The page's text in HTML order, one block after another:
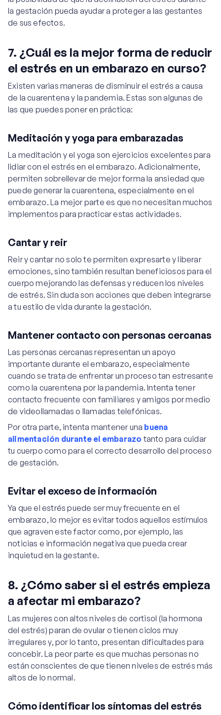
la gestación pueda ayudar a proteger a las gestantes
de sus efectos.
7. ¿Cuál es la mejor forma de reducir
el estrés en un embarazo en curso?
Existen varias maneras de disminuir el estrés a causa
de la cuarentena y la pandemia. Estas son algunas de
las que puedes poner en práctica:
Meditación y yoga para embarazadas
La meditación y el yoga son ejercicios excelentes para
lidiar con el estrés en el embarazo. Adicionalmente,
permiten sobrellevar de mejor forma la ansiedad que
puede generar la cuarentena, especialmente en el
embarazo. La mejor parte es que no necesitan muchos
implementos para practicar estas actividades.
Cantar y reir
Reir y cantar no solo te permiten expresarte y liberar
emociones, sino también resultan beneficiosos para el
cuerpo mejorando las defensas y reducen los niveles
de estrés. Sin duda son acciones que deben integrarse
a tu estilo de vida durante la gestación.
Mantener contacto con personas cercanas
Las personas cercanas representan un apoyo
importante durante el embarazo, especialmente
cuando se trata de enfrentar un proceso tan estresante
como la cuarentena por la pandemia. Intenta tener
contacto frecuente con familiares y amigos por medio
de videollamadas o llamadas telefónicas.
Por otra parte, intenta mantener una buena
alimentación durante el embarazo tanto para cuidar
tu cuerpo como para el correcto desarrollo del proceso
de gestación.
Evitar el exceso de información
Ya que el estrés puede ser muy frecuente en el
embarazo, lo mejor es evitar todos aquellos estímulos
que agraven este factor como, por ejemplo, las
noticias e información negativa que pueda crear
inquietud en la gestante.
8. ¿Cómo saber si el estrés empieza
a afectar mi embarazo?
Las mujeres con altos niveles de cortisol (la hormona
del estrés) paran de ovular o tienen ciclos muy
irregulares y, por lo tanto, presentan dificultades para
concebir. La peor parte es que muchas personas no
están conscientes de que tienen niveles de estrés más
altos de lo normal.
Cómo identificar los síntomas del estrés